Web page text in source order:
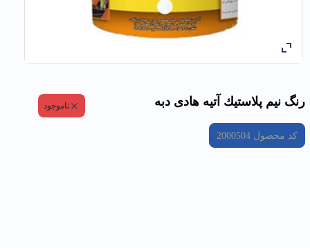
رنگ نيم پلاستيك آتيه هادی دبه ناموجود
کد محصول2000504